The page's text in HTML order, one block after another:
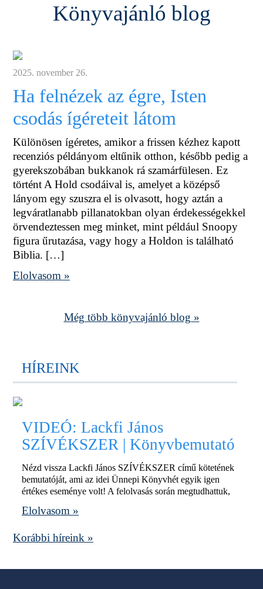
Könyvajánló blog
2025. november 26.
Ha felnézek az égre, Isten
csodás ígéreteit látom
Különösen ígéretes, amikor a frissen kézhez kapott
recenziós példányom eltűnik otthon, később pedig a
gyerekszobában bukkanok rá szamárfülesen. Ez
történt A Hold csodáival is, amelyet a középső
lányom egy szuszra el is olvasott, hogy aztán a
legváratlanabb pillanatokban olyan érdekességekkel
örvendeztessen meg minket, mint például Snoopy
figura űrutazása, vagy hogy a Holdon is található
Biblia. […]
Elolvasom »
Még több könyvajánló blog »
HÍREINK
VIDEÓ: Lackfi János
SZÍVÉKSZER | Könyvbemutató
Nézd vissza Lackfi János SZÍVÉKSZER című kötetének
bemutatóját, ami az idei Ünnepi Könyvhét egyik igen
értékes eseménye volt! A felolvasás során megtudhattuk,
Elolvasom »
Korábbi híreink »